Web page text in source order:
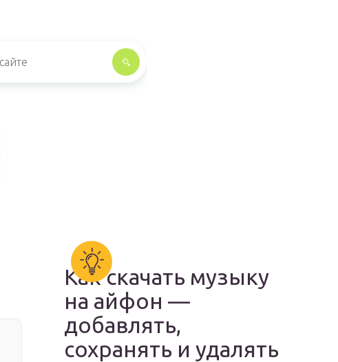
Как скачать музыку
на айфон —
добавлять,
сохранять и удалять